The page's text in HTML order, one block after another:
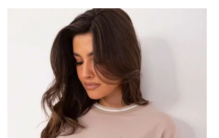
schůzku, romantickou večeři nebo jen setkání s přáteli, lila
dámská bunda bez zapínání OCH BELLA vám vždy dodá třídu a
důvěru. Lila barva je v dnešní době velmi módní a dodává
kouzlo každému stylu. V kombinaci s elegantním střihem
tohoto saka je to skutečná nutnost pro každou módní ženu.
Lilac Dámská bunda bez spony –
pohodlí a elegance
Ale co pohodlí při nošení? Tato bunda je velmi pohodlná. Bez
spony poskytuje svobodu pohybu při zachování elegantního
vzhledu. Vyrobeno z nejkvalitnějších materiálů, je šetrné k